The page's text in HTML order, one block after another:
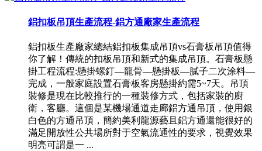
鋁扣板吊頂生產流程-鋁方通廠家生產流程
鋁扣板生產廠家總結鋁扣板集成吊頂vs石膏板吊頂值得
你了解！傳統的扣板吊頂和新式的集成吊頂。石膏板懸
掛工程流程:懸掛螺釘―龍骨―懸掛板―膩子二次涂料―
完成，一般家庭設置石膏板客房懸掛約需5~7天。吊頂
裝修是現在比較推行的一種裝修方式，包括家裝的廚
衛，客廳。這個是某機場通道走廊鋁方通吊頂，使用銀
白色的方通吊頂，簡約美利龍源藝且鋁方通還能很好的
滿足開放性公共場所對于空氣流通性的要求，視覺效果
明亮可謂是一 ...